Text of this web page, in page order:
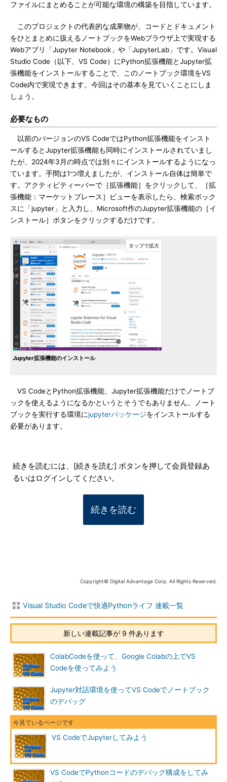
ファイルにまとめることが可能な環境の構築を目指しています。
このプロジェクトの代表的な成果物が、コードとドキュメント
をひとまとめに扱えるノートブックをWebブラウザ上で実現する
Webアプリ「Jupyter Notebook」や「JupyterLab」です。Visual
Studio Code（以下、VS Code）にPython拡張機能とJupyter拡
張機能をインストールすることで、このノートブック環境をVS
Code内で実現できます。今回はその基本を見ていくことにしま
しょう。
必要なもの
以前のバージョンのVS CodeではPython拡張機能をインスト
ールするとJupyter拡張機能も同時にインストールされていまし
たが、2024年3月の時点では別々にインストールするようになっ
ています。手間は1つ増えましたが、インストール自体は簡単で
す。アクティビティーバーで［拡張機能］をクリックして、［拡
張機能：マーケットプレース］ビューを表示したら、検索ボック
スに「jupyter」と入力し、Microsoft作のJupyter拡張機能の［イ
ンストール］ボタンをクリックするだけです。
Jupyter拡張機能のインストール
VS CodeとPython拡張機能、Jupyter拡張機能だけでノートブ
ックを使えるようになるかというとそうでもありません。ノート
ブックを実行する環境にjupyterパッケージをインストールする
必要があります。
続きを読むには、[続きを読む] ボタンを押して会員登録あ
るいはログインしてください。
続きを読む
Copyright© Digital Advantage Corp. All Rights Reserved.
Visual Studio Codeで快適Pythonライフ 連載一覧
新しい連載記事が 9 件あります
ColabCodeを使って、Google Colabの上でVS
Codeを使ってみよう
Jupyter対話環境を使ってVS Codeでノートブック
のデバッグ
VS CodeでJupyterしてみよう
VS CodeでPythonコードのデバッグ構成をしてみ